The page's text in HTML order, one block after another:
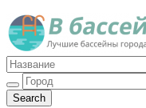
Лучшие бассейны города